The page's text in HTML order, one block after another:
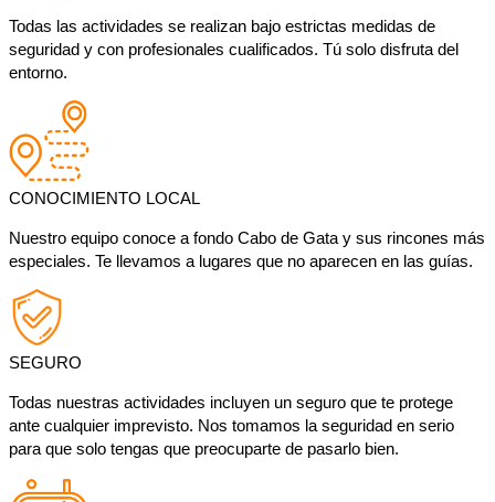
Todas las actividades se realizan bajo estrictas medidas de
seguridad y con profesionales cualificados. Tú solo disfruta del
entorno.
CONOCIMIENTO LOCAL
Nuestro equipo conoce a fondo Cabo de Gata y sus rincones más
especiales. Te llevamos a lugares que no aparecen en las guías.
SEGURO
Todas nuestras actividades incluyen un seguro que te protege
ante cualquier imprevisto. Nos tomamos la seguridad en serio
para que solo tengas que preocuparte de pasarlo bien.